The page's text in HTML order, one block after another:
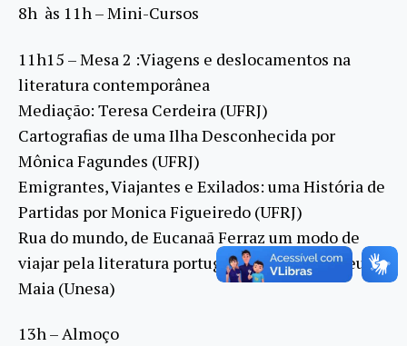
8h às 11h – Mini-Cursos
11h15 – Mesa 2 :Viagens e deslocamentos na
literatura contemporânea
Mediação: Teresa Cerdeira (UFRJ)
Cartografias de uma Ilha Desconhecida por
Mônica Fagundes (UFRJ)
Emigrantes, Viajantes e Exilados: uma História de
Partidas por Monica Figueiredo (UFRJ)
Rua do mundo, de Eucanaã Ferraz um modo de
viajar pela literatura portuguesa por Rita Abreu
Maia (Unesa)
13h – Almoço